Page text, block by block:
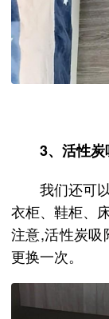
3、活性
我们还可
衣柜、鞋柜、
注意,活性炭吸
更换一次。